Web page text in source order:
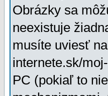
Obrázky sa
neexistuje
musíte uviesť
internete.sk/
PC (pokiaľ to